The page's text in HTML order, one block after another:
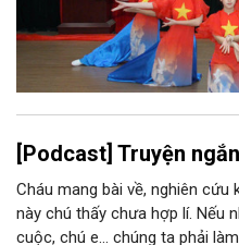
[Podcast] Truyện
Cháu mang bài về, nghiên
này chú thấy chưa hợp lí. Nếu
cuộc, chú e… chúng ta phải